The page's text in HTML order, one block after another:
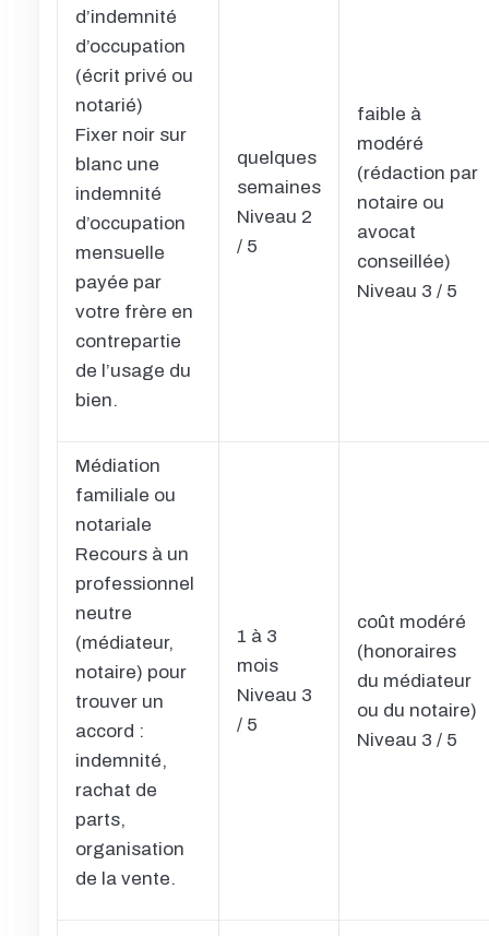
d’indemnité
d’occupation
(écrit privé ou
notarié)
Fixer noir sur
blanc une
indemnité
d’occupation
mensuelle
payée par
votre frère en
contrepartie
de l’usage du
bien.
quelques
semaines
Niveau 2
/ 5
faible à
modéré
(rédaction par
notaire ou
avocat
conseillée)
Niveau 3 / 5
Médiation
familiale ou
notariale
Recours à un
professionnel
neutre
(médiateur,
notaire) pour
trouver un
accord :
indemnité,
rachat de
parts,
organisation
de la vente.
1 à 3
mois
Niveau 3
/ 5
coût modéré
(honoraires
du médiateur
ou du notaire)
Niveau 3 / 5